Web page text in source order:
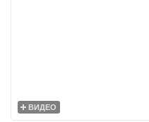
ВИДЕО